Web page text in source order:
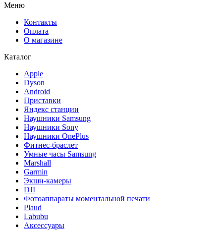
Меню
Контакты
Оплата
О магазине
Каталог
Apple
Dyson
Android
Приставки
Яндекс станции
Наушники Samsung
Наушники Sony
Наушники OnePlus
Фитнес-браслет
Умные часы Samsung
Marshall
Garmin
Экшн-камеры
DJI
Фотоаппараты моментальной печати
Plaud
Labubu
Аксессуары